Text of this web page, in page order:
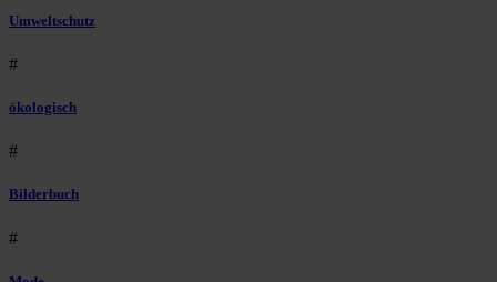
Umweltschutz
#
ökologisch
#
Bilderbuch
#